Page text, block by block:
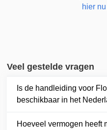
hier
Veel gestelde vragen
Is de handleiding voor
beschikbaar in het
Hoeveel vermogen heeft